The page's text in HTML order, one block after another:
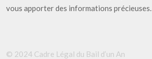
vous apporter des informations précieuses.
© 2024 Cadre Légal du Bail d’un An